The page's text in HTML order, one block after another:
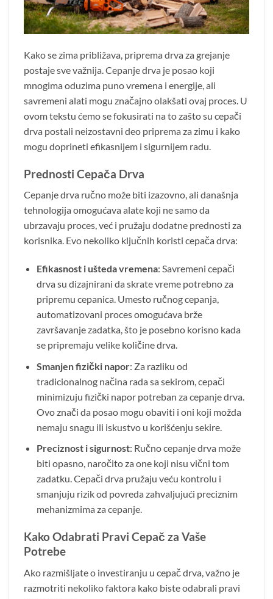
Kako se zima približava, priprema drva za grejanje
postaje sve važnija. Cepanje drva je posao koji
mnogima oduzima puno vremena i energije, ali
savremeni alati mogu značajno olakšati ovaj proces. U
ovom tekstu ćemo se fokusirati na to zašto su cepači
drva postali neizostavni deo priprema za zimu i kako
mogu doprineti efikasnijem i sigurnijem radu.
Prednosti Cepača Drva
Cepanje drva ručno može biti izazovno, ali današnja
tehnologija omogućava alate koji ne samo da
ubrzavaju proces, već i pružaju dodatne prednosti za
korisnika. Evo nekoliko ključnih koristi cepača drva:
Efikasnost i ušteda vremena: Savremeni cepači
drva su dizajnirani da skrate vreme potrebno za
pripremu cepanica. Umesto ručnog cepanja,
automatizovani proces omogućava brže
završavanje zadatka, što je posebno korisno kada
se pripremaju velike količine drva.
Smanjen fizički napor: Za razliku od
tradicionalnog načina rada sa sekirom, cepači
minimizuju fizički napor potreban za cepanje drva.
Ovo znači da posao mogu obaviti i oni koji možda
nemaju snagu ili iskustvo u korišćenju sekire.
Preciznost i sigurnost: Ručno cepanje drva može
biti opasno, naročito za one koji nisu vični tom
zadatku. Cepači drva pružaju veću kontrolu i
smanjuju rizik od povreda zahvaljujući preciznim
mehanizmima za cepanje.
Kako Odabrati Pravi Cepač za Vaše
Potrebe
Ako razmišljate o investiranju u cepač drva, važno je
razmotriti nekoliko faktora kako biste odabrali pravi